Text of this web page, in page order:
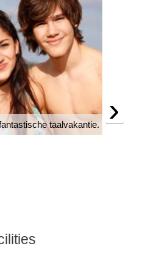
taalvakantie. ›